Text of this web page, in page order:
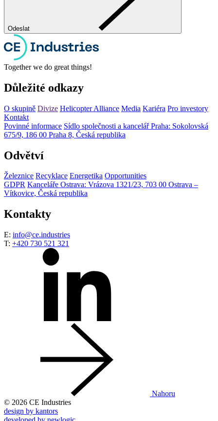
Odeslat
Together we do great things!
Důležité odkazy
O skupině Divize Helicopter Alliance Media Kariéra Pro investory
Kontakt
Povinné informace Sídlo společnosti a kancelář Praha: Sokolovská
675/9, 186 00 Praha 8, Česká republika
Odvětví
Železnice Recyklace Energetika Opportunities
GDPR Kanceláře Ostrava: Vrázova 1321/23, 703 00 Ostrava –
Vítkovice, Česká republika
Kontakty
E: info@ce.industries
T: +420 730 521 321
Nahoru
© 2026 CE Industries
design by kantors